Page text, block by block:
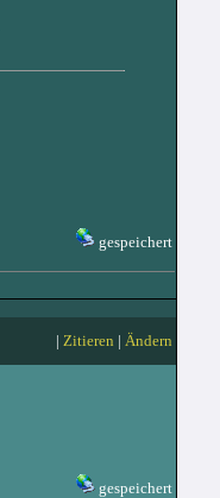
gespeichert
| Zitieren | Ändern
gespeichert